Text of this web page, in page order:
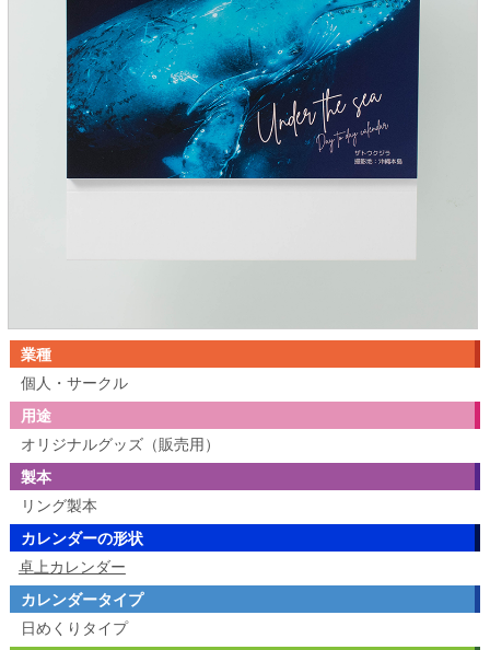
業種
個人・サークル
用途
オリジナルグッズ（販売用）
製本
リング製本
カレンダーの形状
卓上カレンダー
カレンダータイプ
日めくりタイプ